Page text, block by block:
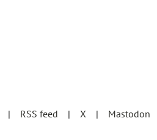
RSS feed X Mastodon